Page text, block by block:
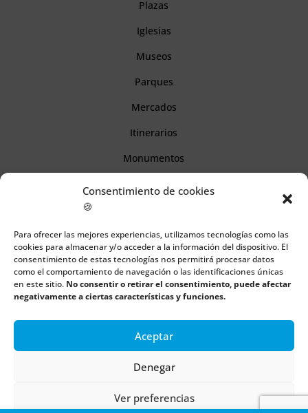
Consentimiento de cookies
🍪
Para ofrecer las mejores experiencias, utilizamos tecnologías como las
cookies para almacenar y/o acceder a la información del dispositivo. El
consentimiento de estas tecnologías nos permitirá procesar datos
como el comportamiento de navegación o las identificaciones únicas
en este sitio. No consentir o retirar el consentimiento, puede afectar
negativamente a ciertas características y funciones.
Aceptar
Denegar
Ver preferencias
Plazas
Iglesias
Museos
Parques
Mercados
Itinerarios
Monumentos
Información
Aviso legal
Política de cookies
Política de privacidad
Boulders